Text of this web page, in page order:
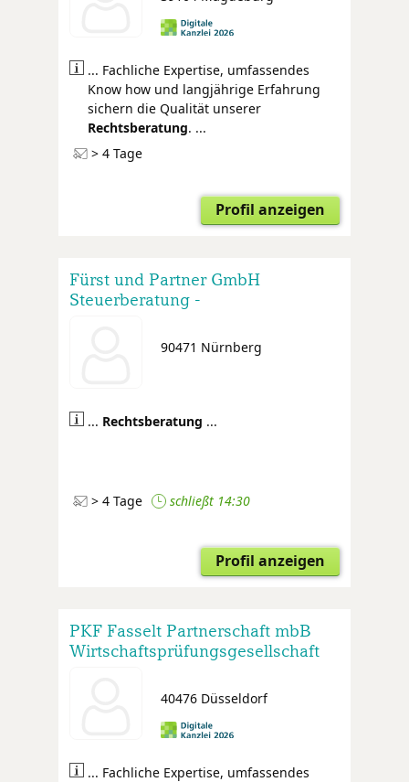
... Fachliche Expertise, umfassendes
Know how und langjährige Erfahrung
sichern die Qualität unserer
Rechtsberatung. ...
> 4 Tage
Profil anzeigen
Fürst und Partner GmbH
Steuerberatung -
Rechtsberatung -90471 Nürnberg
... Rechtsberatung ...
> 4 Tage schließt 14:30
Profil anzeigen
PKF Fasselt Partnerschaft mbB
Wirtschaftsprüfungsgesellschaft
Rechtsanwälte40476 Düsseldorf
... Fachliche Expertise, umfassendes